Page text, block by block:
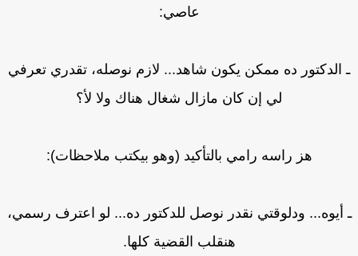
عاصي:
الدكتور ده ممكن يكون شاهد... لازم نوصله، تقدري تعرفي
لي إن كان مازال شغال هناك ولا لأ؟
هز راسه رامي بالتأكيد (وهو بيكتب ملاحظات):
أيوه... ودلوقتي نقدر نوصل للدكتور ده... لو اعترف رسمي،
هنقلب القضية كلها.